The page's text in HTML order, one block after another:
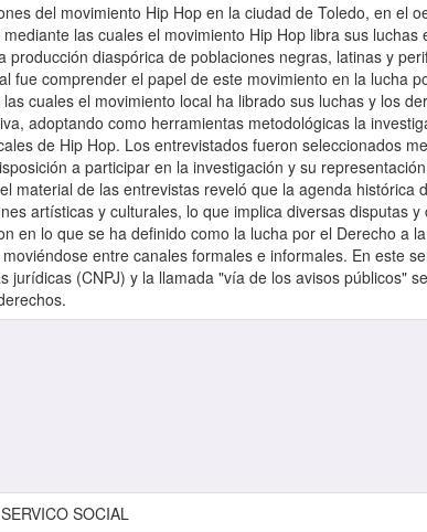
del movimiento Hip Hop en la ciudad de Toledo, en el
las cuales el movimiento Hip Hop libra sus
producción diaspórica de poblaciones negras, latinas y
fue comprender el papel de este movimiento en la lucha
cuales el movimiento local ha librado sus luchas y los
adoptando como herramientas metodológicas la
de Hip Hop. Los entrevistados fueron seleccionados
a participar en la investigación y su
material de las entrevistas reveló que la agenda
artísticas y culturales, lo que implica diversas disputas
en lo que se ha definido como la lucha por el Derecho a
entre canales formales e informales. En este
jurídicas (CNPJ) y la llamada "vía de los avisos públicos"
SOCIAL